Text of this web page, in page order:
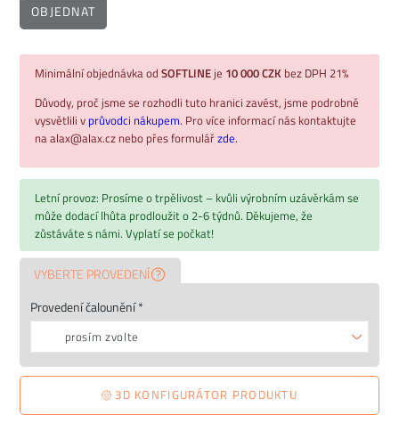
OBJEDNAT
Minimální objednávka od SOFTLINEje 10 000 CZK bez DPH 21%
Důvody, proč jsme se rozhodli tuto hranici zavést, jsme podrobně
vysvětlili v průvodci nákupem. Pro více informací nás kontaktujte
na alax@alax.cz nebo přes formulářzde.
Letní provoz: Prosíme o trpělivost – kvůli výrobním uzávěrkám se
může dodací lhůta prodloužit o 2-6 týdnů. Děkujeme, že
zůstáváte s námi. Vyplatí se počkat!
VYBERTE PROVEDENÍ
Provedení čalounění *
prosím zvolte
3D KONFIGURÁTOR PRODUKTU